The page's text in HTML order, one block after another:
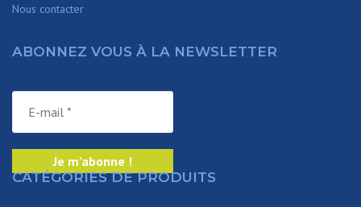
Nous contacter
ABONNEZ VOUS À LA NEWSLETTER
CATÉGORIES DE PRODUITS